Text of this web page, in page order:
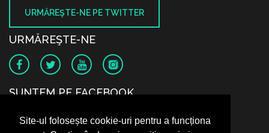
Site-ul folosește cookie-uri pentru a funcționa
URMĂREŞTE-NE PE TWITTER
URMĂREŞTE-NE
SUNTEM PE FACEBOOK